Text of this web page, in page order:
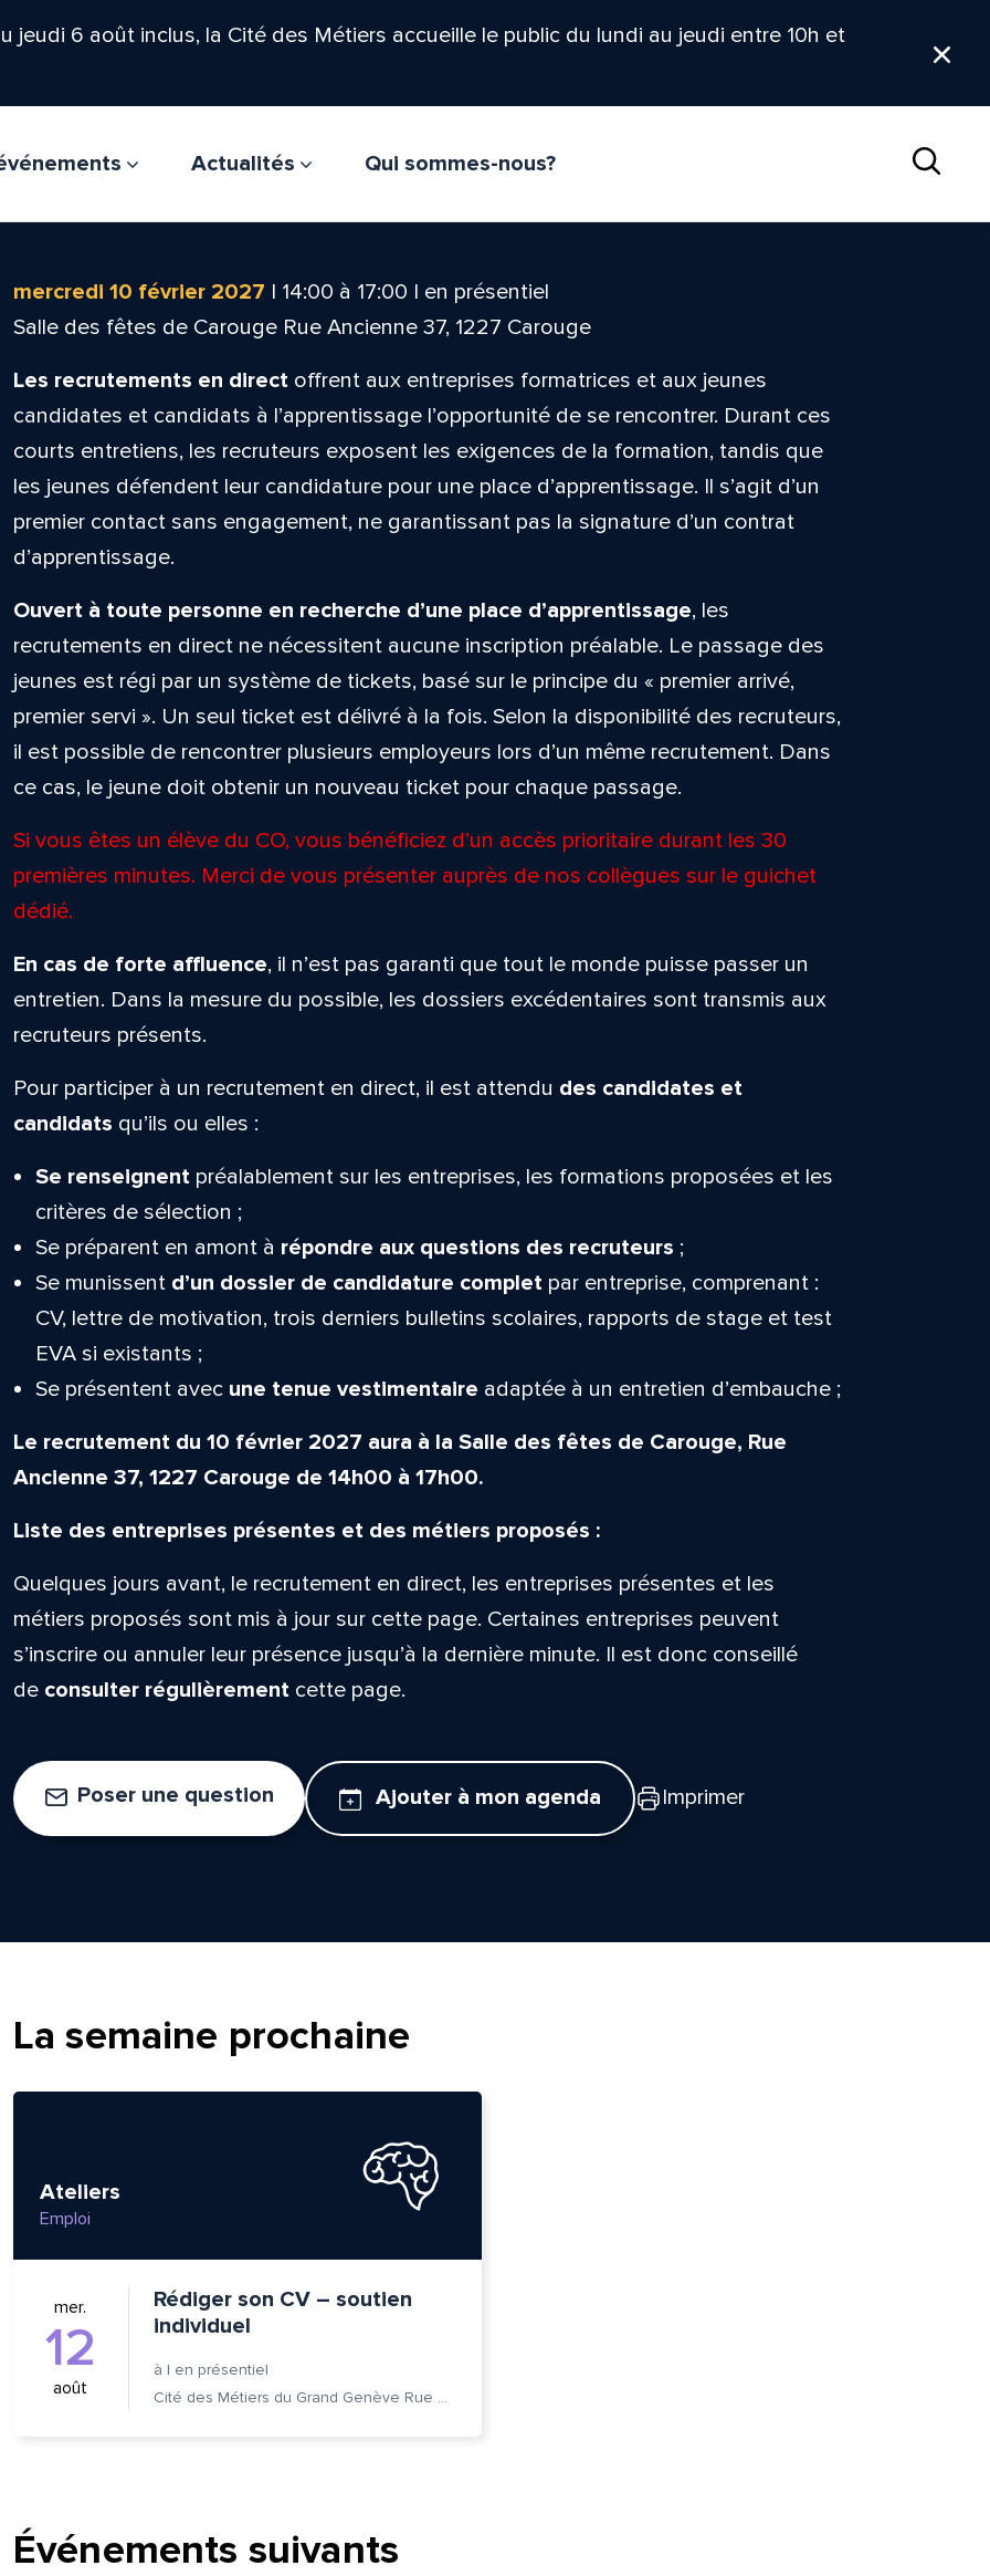
jeudi 6 août inclus, la Cité des Métiers accueille le public du lundi au jeudi entre 10h et
Actualités
Qui sommes-nous?
mercredi 10 février 2027 | 14:00 à 17:00 | en présentiel
Salle des fêtes de Carouge Rue Ancienne 37, 1227 Carouge
Les recrutements en directoffrent aux entreprises formatrices et aux jeunes
candidates et candidats à l’apprentissage l’opportunité de se rencontrer. Durant ces
courts entretiens, les recruteurs exposent les exigences de la formation, tandis que
les jeunes défendent leur candidature pour une place d’apprentissage. Il s’agit d’un
premier contact sans engagement, ne garantissant pas la signature d’un contrat
d’apprentissage.
Ouvert à toute personne en recherche d’une place d’apprentissage, les
recrutements en direct ne nécessitent aucune inscription préalable. Le passage des
jeunes est régi par un système de tickets, basé sur le principe du « premier arrivé,
premier servi ». Un seul ticket est délivré à la fois. Selon la disponibilité des recruteurs,
il est possible de rencontrer plusieurs employeurs lors d’un même recrutement. Dans
ce cas, le jeune doit obtenir un nouveau ticket pour chaque passage.
Si vous êtes un élève du CO, vous bénéficiez d’un accès prioritaire durant les 30
premières minutes. Merci de vous présenter auprès de nos collègues sur le guichet
dédié.
En cas de forte affluence, il n’est pas garanti que tout le monde puisse passer un
entretien. Dans la mesure du possible, les dossiers excédentaires sont transmis aux
recruteurs présents.
Pour participer à un recrutement en direct, il est attendu des candidates et
candidats qu’ils ou elles :
Se renseignentpréalablement sur les entreprises, les formations proposées et les
critères de sélection ;
Se préparent en amont à répondre aux questions des recruteurs ;
Se munissent d’un dossier de candidature completpar entreprise, comprenant :
CV, lettre de motivation, trois derniers bulletins scolaires, rapports de stage et test
EVA si existants ;
Se présentent avec une tenue vestimentaire adaptée à un entretien d’embauche ;
Le recrutement du 10 février 2027 aura à la Salle des fêtes de Carouge, Rue
Ancienne 37, 1227 Carouge de 14h00 à 17h00.
Liste des entreprises présentes et des métiers proposés :
Quelques jours avant, le recrutement en direct, les entreprises présentes et les
métiers proposés sont mis à jour sur cette page. Certaines entreprises peuvent
s’inscrire ou annuler leur présence jusqu’à la dernière minute. Il est donc conseillé
de consulter régulièrementcette page.
Poser une question Ajouter à mon agenda Imprimer
La semaine prochaine
Ateliers
Emploi
mer.
12
août
Rédiger son CV – soutien
individuel
à | en présentiel
Cité des Métiers du Grand Genève Rue Prévost-Martin 6 1205 Genève
Événements suivants